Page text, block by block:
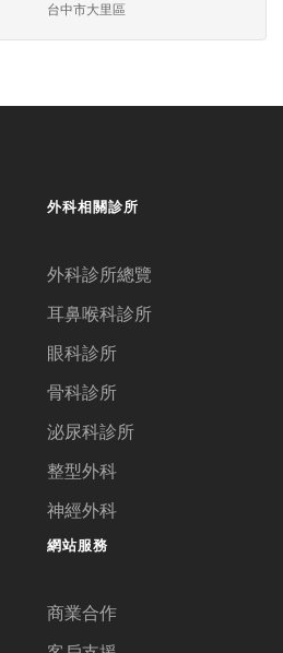
台中市大里區
外科相關診所
外科診所總覽
耳鼻喉科診所
眼科診所
骨科診所
泌尿科診所
整型外科
神經外科
網站服務
商業合作